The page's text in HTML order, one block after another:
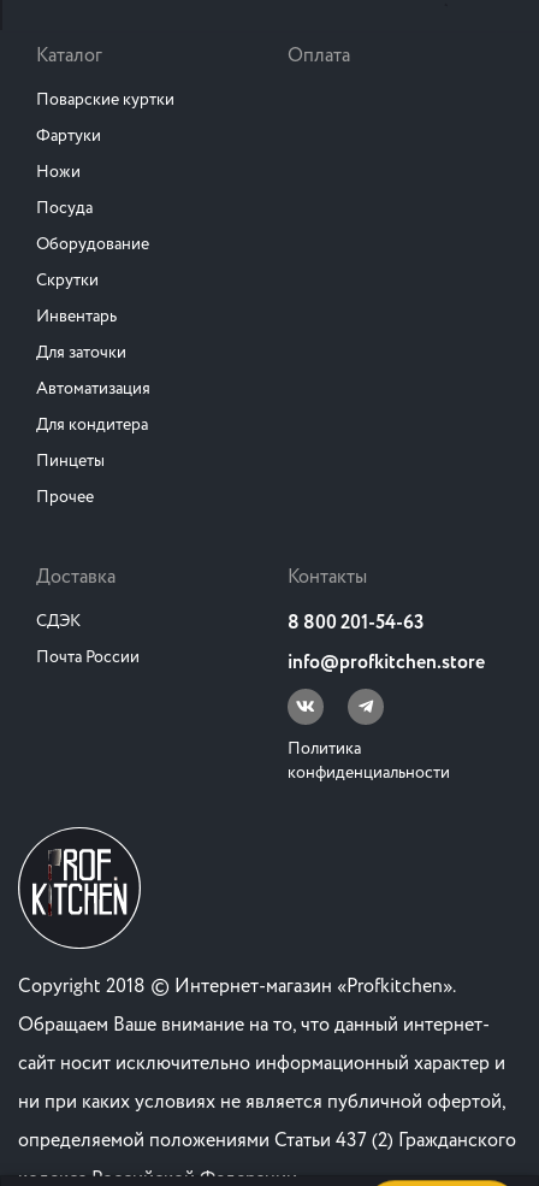
Каталог
Поварские куртки
Фартуки
Ножи
Посуда
Оборудование
Скрутки
Инвентарь
Для заточки
Автоматизация
Для кондитера
Пинцеты
Прочее
Оплата
Доставка
СДЭК
Почта России
Контакты
8 800 201-54-63
info@profkitchen.store
Политика
конфиденциальности
Copyright 2018 © Интернет-магазин «Profkitchen».
Обращаем Ваше внимание на то, что данный интернет-
сайт носит исключительно информационный характер и
ни при каких условиях не является публичной офертой,
определяемой положениями Статьи 437 (2) Гражданского
кодекса Российской Федерации. .